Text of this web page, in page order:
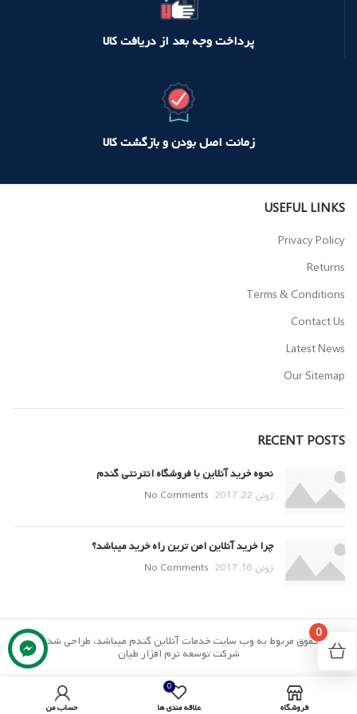
پرداخت وجه بعد از دریافت کالا
زمانت اصل بودن و بازگشت کالا
USEFUL LINKS
Privacy Policy
Returns
Terms & Conditions
Contact Us
Latest News
Our Sitemap
RECENT POSTS
نحوه خرید آنلاین با فروشگاه انترنتی گندم
ژوئن 22, 2017 No Comments
چرا خرید آنلاین امن ترین راه خرید میباشد؟
ژوئن 16, 2017 No Comments
تمام حقوق مربوط به وب سایت خدمات آنلاین گندم میباشد. طراحی شده توسط
شرکت توسعه نرم افزار طیان
فروشگاه
0
علاقه مندی ها حساب من
0